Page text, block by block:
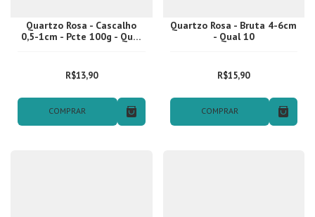
Quartzo Rosa - Cascalho
0,5-1cm - Pcte 100g - Qual
R$13,90
COMPRAR
Quartzo Rosa - Bruta 4-6cm
- Qual 10
R$15,90
COMPRAR